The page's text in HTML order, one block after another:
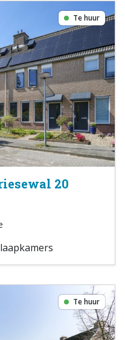
Te huur
20
Te huur